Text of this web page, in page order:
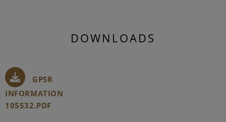
DOWNLOADS
GPSR
INFORMATION
105532.PDF